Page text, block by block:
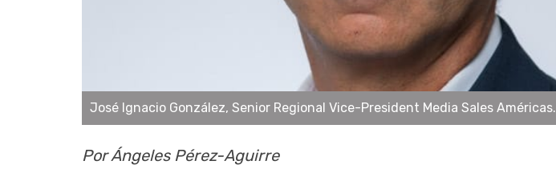
José Ignacio González, Senior Regional Vice-President Media Sales Américas.
Por Ángeles Pérez-Aguirre